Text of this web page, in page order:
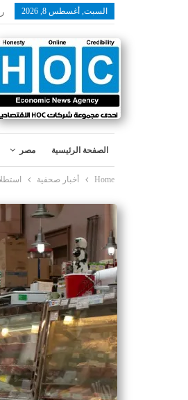
السبت, أغسطس 8, 2026
الصفحة الرئيسية مصر
Home أخبار صحفية